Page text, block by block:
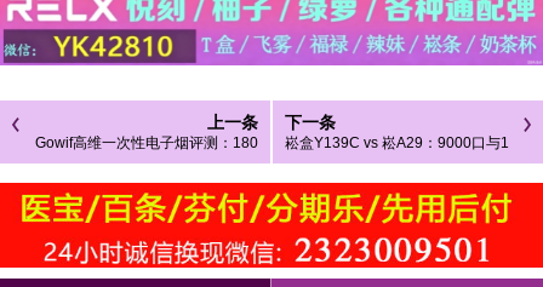
上一条
Gowif高维一次性电子烟评测：180
00口大容量的“天花板”究竟有多强？
下一条
崧盒Y139C vs 崧A29：9000口与1
6000口对比分析